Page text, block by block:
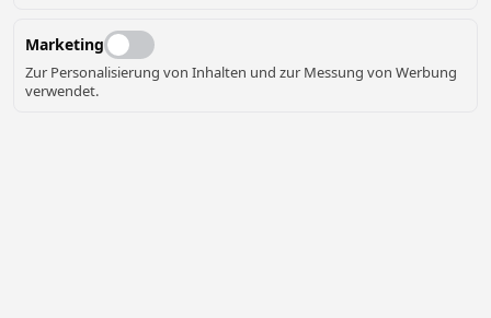
Marketing
Zur Personalisierung von Inhalten und zur Messung von Werbung
verwendet.